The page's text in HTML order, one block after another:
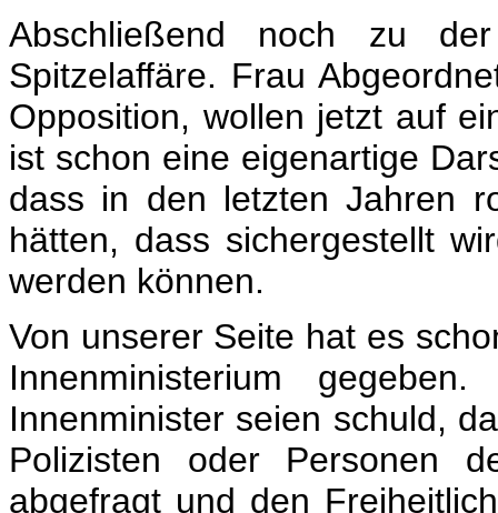
Abschließend noch zu
Spitzelaffäre. Frau
Opposition, wollen jetzt auf
ist schon eine eigenartige
dass in den letzten Jahren
hätten, dass sichergestellt
werden können.
Von unserer Seite hat es
Innenministerium
Innenminister seien schuld,
Polizisten oder Personen
abgefragt und den